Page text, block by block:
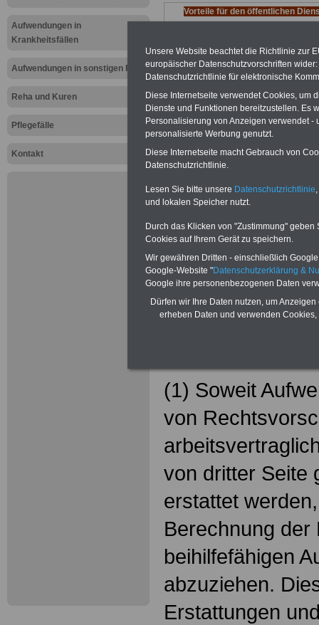
Aufwendungen in
Krankheitsfällen
Aufwendungen in sonstigen Fällen
Reha und Kuren
Pflegefälle
Kontakt
Vorteile für den öffentlichen
Kapitalanlagen-
Krankenzusatzversicherung -
Krankenversicherung - zuerst
Vergleich Gesetzliche
Zahnzusatzversicherung -
Brutto/Netto:>>>hier können Sie
ausrechnen lassen
Zur Übersicht
(BBhV):
§ 9
(1) Soweit
von
von dritter Seite
erstattet
Berechnung der
beihilfefähigen
abzuziehen.
Erstattungen
Unsere Website beachtet die Richtlinie zur
europäischer Datenschutzvorschriften
Datenschutzrichtlinie für elektronische
Diese Internetseite verwendet Cookies, um
Dienste und Funktionen bereitzustellen. Es
Personalisierung von Anzeigen verwendet
personalisierte Werbung genutzt.
Diese Internetseite macht Gebrauch von
Datenschutzrichtlinie.
Lesen Sie bitte unsere Datenschutzrichtlinie
und lokalen Speicher nutzt.
Durch das Klicken von "Zustimmung"
Cookies auf Ihrem Gerät zu speichern.
Wir gewähren Dritten - einschließlich
Google-Website "Datenschutzerklärung &
Google ihre personenbezogenen Daten
Dürfen wir Ihre Daten nutzen, um
erheben Daten und verwenden